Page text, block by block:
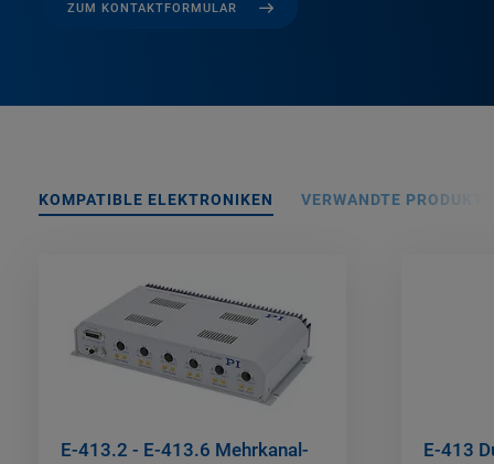
ZUM KONTAKTFORMULAR
KOMPATIBLE ELEKTRONIKEN VERWANDTE PRODUKTE
E-413.2 - E-413.6 Mehrkanal-
E-413